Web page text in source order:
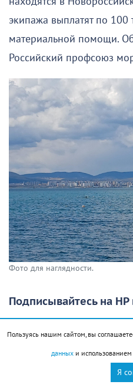
экипажа выплатят по 100
материальной помощи.
Российский профсоюз
Фото для наглядности.
Подписывайтесь на НР
Напомним, российский
затонул в ночь на 1
морских беспилотников.
Пользуясь нашим сайтом, вы
данныхи
Я